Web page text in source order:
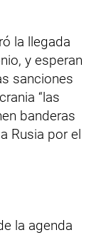
la llegada
y esperan
sanciones
“las
banderas
Rusia por el
la agenda